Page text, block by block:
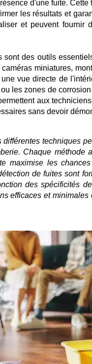
d'une fuite.
les résultats et
et peuvent fournir
sont des outils
miniatures,
vue directe de
les zones de
aux
sans devoir
techniques
Chaque méthode
maximise les
de fuites sont
des spécificités
efficaces et